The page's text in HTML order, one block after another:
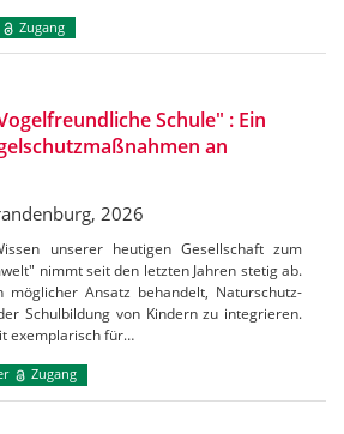
Zugang
Schule" : Ein
an
2026
unserer heutigen Gesellschaft zum
nimmt seit den letzten Jahren stetig ab.
Ansatz behandelt, Naturschutz-
Schulbildung von Kindern zu integrieren.
exemplarisch für…
Zugang